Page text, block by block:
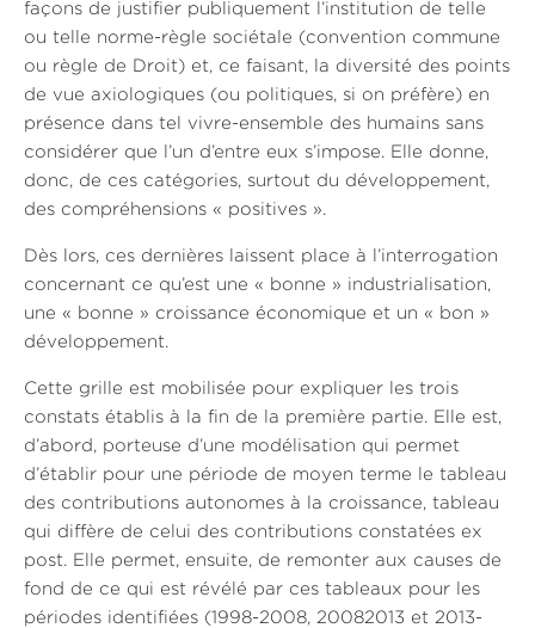
façons de justifier publiquement l’institution de telle
ou telle norme-règle sociétale (convention commune
ou règle de Droit) et, ce faisant, la diversité des points
de vue axiologiques (ou politiques, si on préfère) en
présence dans tel vivre-ensemble des humains sans
considérer que l’un d’entre eux s’impose. Elle donne,
donc, de ces catégories, surtout du développement,
des compréhensions « positives ».
Dès lors, ces dernières laissent place à l’interrogation
concernant ce qu’est une « bonne » industrialisation,
une « bonne » croissance économique et un « bon »
développement.
Cette grille est mobilisée pour expliquer les trois
constats établis à la fin de la première partie. Elle est,
d’abord, porteuse d’une modélisation qui permet
d’établir pour une période de moyen terme le tableau
des contributions autonomes à la croissance, tableau
qui diffère de celui des contributions constatées ex
post. Elle permet, ensuite, de remonter aux causes de
fond de ce qui est révélé par ces tableaux pour les
périodes identifiées (1998-2008, 20082013 et 2013-